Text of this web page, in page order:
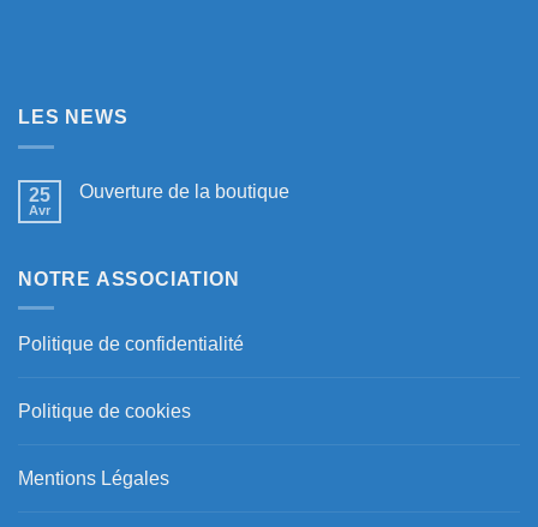
LES NEWS
25
Avr
Ouverture de la boutique
NOTRE ASSOCIATION
Politique de confidentialité
Politique de cookies
Mentions Légales